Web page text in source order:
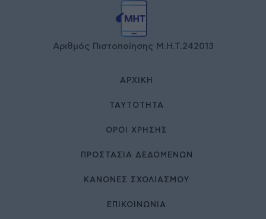
Αριθμός Πιστοποίησης Μ.Η.Τ.242013
ΑΡΧΙΚΉ
ΤΑΥΤΌΤΗΤΑ
ΌΡΟΙ ΧΡΉΣΗΣ
ΠΡΟΣΤΑΣΙΑ ΔΕΔΟΜΕΝΩΝ
ΚΑΝΟΝΕΣ ΣΧΟΛΙΑΣΜΟΥ
ΕΠΙΚΟΙΝΩΝΊΑ